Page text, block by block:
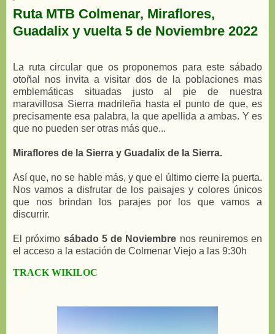
Ruta MTB Colmenar, Miraflores,
Guadalix y vuelta 5 de Noviembre 2022
La ruta circular que os proponemos para este sábado
otoñal nos invita a visitar dos de la poblaciones mas
emblemáticas situadas justo al pie de nuestra
maravillosa Sierra madrileña hasta el punto de que, es
precisamente esa palabra, la que apellida a ambas. Y es
que no pueden ser otras más que...
Miraflores de la Sierra y Guadalix de la Sierra.
Así que, no se hable más, y que el último cierre la puerta.
Nos vamos a disfrutar de los paisajes y colores únicos
que nos brindan los parajes por los que vamos a
discurrir.
El próximo sábado 5 de Noviembre nos reuniremos en
el acceso a la estación de Colmenar Viejo a las 9:30h
TRACK WIKILOC